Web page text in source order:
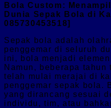
Bola Custom:
Dunia Sepak Bola di
085730453518]
Sepak bola adalah
penggemar di seluruh
ini, bola menjadi
Namun, beberapa
telah mulai merajai di
penggemar sepak bola.
yang dirancang sesuai
individu, tim, atau